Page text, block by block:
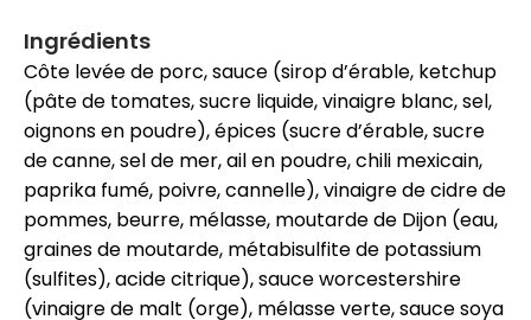
Ingrédients
Côte levée de porc, sauce (sirop d’érable, ketchup
(pâte de tomates, sucre liquide, vinaigre blanc, sel,
oignons en poudre), épices (sucre d’érable, sucre
de canne, sel de mer, ail en poudre, chili mexicain,
paprika fumé, poivre, cannelle), vinaigre de cidre de
pommes, beurre, mélasse, moutarde de Dijon (eau,
graines de moutarde, métabisulfite de potassium
(sulfites), acide citrique), sauce worcestershire
(vinaigre de malt (orge), mélasse verte, sauce soya